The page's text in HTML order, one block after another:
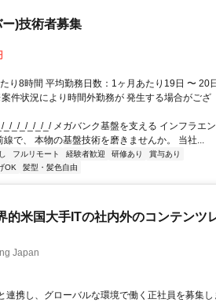
)技術者募集
り8時間 平均勤務日数：1ヶ月あたり19日 〜 20日
件状況により時間外勤務が 発生する場合がござ
_/_/_/_/_/ メガバンク基盤を支える インフラエン
で、 本物の基盤技術を磨きませんか。 当社...
フルリモート 経験者歓迎 研修あり
賞与あり
OK 髪型・髪色自由
的米国大手ITの社内外のコンテンツ
Japan
連携し、グローバルな環境で働く正社員を募集